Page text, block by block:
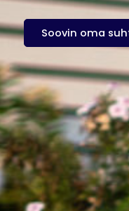
Soovin oma